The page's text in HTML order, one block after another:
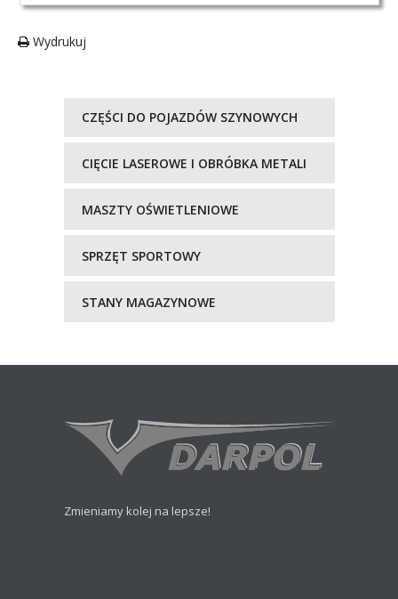
Wydrukuj
CZĘŚCI DO POJAZDÓW SZYNOWYCH
CIĘCIE LASEROWE I OBRÓBKA METALI
MASZTY OŚWIETLENIOWE
SPRZĘT SPORTOWY
STANY MAGAZYNOWE
Zmieniamy kolej na lepsze!